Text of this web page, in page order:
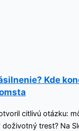
Kde
citlivú otázku:
doživotný trest? Na